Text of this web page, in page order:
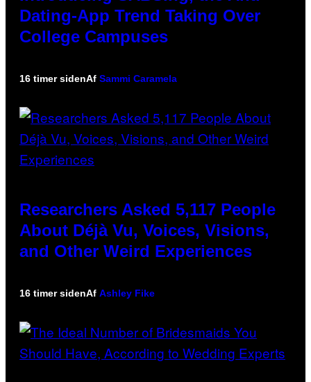
Dating-App Trend Taking Over
College Campuses
16 timer sidenAf Sammi Caramela
Researchers Asked 5,117 People
About Déjà Vu, Voices, Visions,
and Other Weird Experiences
16 timer sidenAf Ashley Fike